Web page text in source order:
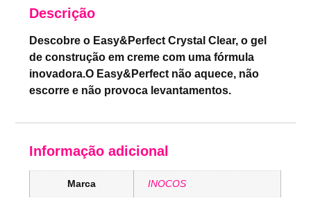
Descrição
Descobre o Easy&Perfect Crystal Clear, o gel
de construção em creme com uma fórmula
inovadora.O Easy&Perfect não aquece, não
escorre e não provoca levantamentos.
Informação adicional
Marca INOCOS